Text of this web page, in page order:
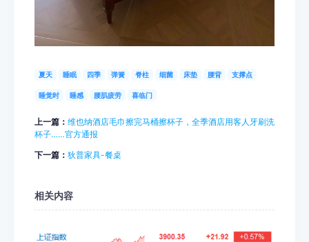
夏天 睡眠 四季 弹簧 脊柱 细菌 床垫 腰背 支撑点
睡觉时 睡感 腰肌疲劳 喜临门
上一篇： 维也纳酒店毛巾擦完马桶擦杯子，全季酒店用客人牙刷洗
杯子……官方通报
下一篇： 狄普家具-餐桌
相关内容